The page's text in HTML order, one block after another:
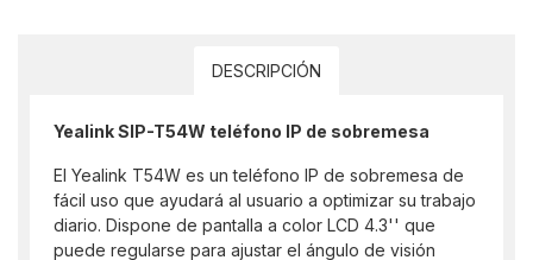
DESCRIPCIÓN
Yealink SIP-T54W teléfono IP de sobremesa
El Yealink T54W es un teléfono IP de sobremesa de
fácil uso que ayudará al usuario a optimizar su trabajo
diario. Dispone de pantalla a color LCD 4.3'' que
puede regularse para ajustar el ángulo de visión